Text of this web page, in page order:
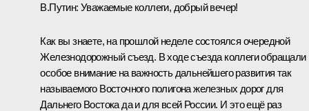
В.Путин: Уважаемые коллеги, добрый вечер!
Как вы знаете, на прошлой неделе состоялся очередной
Железнодорожный съезд. В ходе съезда коллеги обращали
особое внимание на важность дальнейшего развития так
называемого Восточного полигона железных дорог для
Дальнего Востока да и для всей России. И это ещё раз